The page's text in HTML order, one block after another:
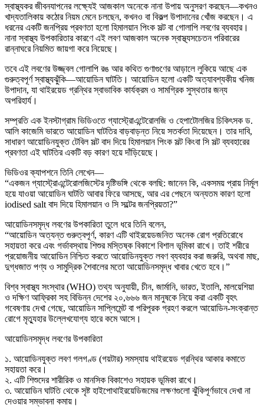
স্বাস্থ্যকর জীবনযাপনের লক্ষ্যেই আজকাল অনেকে নানা উপায় অনুসরণ করছেন—কখনও
খাদ্যতালিকায় কঠোর নিয়ম মেনে চলছেন, কখনও বা বিকল্প উপাদানের খোঁজ করছেন। এ
ধরনের একটি জনপ্রিয় প্রবণতা হলো হিমালয়ান পিংক সল্ট বা গোলাপি লবণের ব্যবহার।
নানা স্বাস্থ্য উপকারিতার কারণে এই লবণ আজকাল অনেক স্বাস্থ্যসচেতন পরিবারের
রান্নাঘরে নিয়মিত জায়গা করে নিয়েছে।
তবে এই লবণের উজ্জ্বল গোলাপি রঙ আর কথিত গুণাগুণের আড়ালে লুকিয়ে আছে এক
গুরুত্বপূর্ণ স্বাস্থ্যঝুঁকি—আয়োডিন ঘাটতি। আয়োডিন হলো একটি অত্যাবশ্যকীয় খনিজ
উপাদান, যা থাইরয়েড গ্রন্থির স্বাভাবিক কার্যক্রম ও সামগ্রিক সুস্থতার জন্য
অপরিহার্য।
সম্প্রতি এক ইনস্টাগ্রাম ভিডিওতে গ্যাস্ট্রোএন্টেরোলজি ও হেপাটোলজির চিকিৎসক ড.
আলি কাজেমি ভারতে আয়োডিন ঘাটতির বাড়বাড়ন্ত নিয়ে সতর্কতা দিয়েছেন। তার দাবি,
সাধারণ আয়োডিনযুক্ত টেবিল সল্ট বাদ দিয়ে হিমালয়ান পিংক সল্ট কিংবা সি সল্ট ব্যবহারের
প্রবণতা এই ঘাটতির একটি বড় কারণ হয়ে দাঁড়িয়েছে।
ভিডিওর ক্যাপশনে তিনি লেখেন—
“একজন গ্যাস্ট্রোএন্টেরোলজিস্টের দৃষ্টিভঙ্গি থেকে বলছি: জানেন কি, একসময় প্রায় নির্মূল
হয়ে যাওয়া আয়োডিন ঘাটতি আবার ফিরে আসছে, আর এর পেছনে অন্যতম কারণ হলো
iodised salt বাদ দিয়ে হিমালয়ান ও সি সল্টের জনপ্রিয়তা?”
আয়োডিনসমৃদ্ধ লবণের উপকারিতা তুলে ধরে তিনি বলেন,
“আয়োডিন অত্যন্ত গুরুত্বপূর্ণ, কারণ এটি থাইরয়েডজনিত অনেক রোগ প্রতিরোধে
সহায়তা করে এবং গর্ভাবস্থায় শিশুর মস্তিষ্ক বিকাশে বিশাল ভূমিকা রাখে। তাই শরীরে
প্রয়োজনীয় আয়োডিন নিশ্চিত করতে আয়োডিনযুক্ত লবণ ব্যবহার করা জরুরি, অথবা মাছ,
দুগ্ধজাত পণ্য ও সামুদ্রিক শৈবালের মতো আয়োডিনসমৃদ্ধ খাবার খেতে হবে।”
বিশ্ব স্বাস্থ্য সংস্থার (WHO) তথ্য অনুযায়ী, চীন, জার্মানি, ভারত, ইতালি, মালয়েশিয়া
ও দক্ষিণ আফ্রিকা সহ বিভিন্ন দেশের ২০,৬৬৬ জন মানুষকে নিয়ে করা একটি বৃহৎ
গবেষণায় দেখা গেছে, আয়োডিন সাপ্লিমেন্ট বা পরিপূরক গ্রহণ করলে আয়োডিন-সংক্রান্ত
রোগে মৃত্যুহার উল্লেখযোগ্য হারে কমে আসে।
আয়োডিনসমৃদ্ধ লবণের উপকারিতা
১. আয়োডিনযুক্ত লবণ গলগণ্ড (গয়টার) সমস্যায় থাইরয়েড গ্রন্থির আকার কমাতে
সহায়তা করে।
২. এটি শিশুদের শারীরিক ও মানসিক বিকাশেও সহায়ক ভূমিকা রাখে।
৩. আয়োডিন ঘাটতি থেকে সৃষ্ট হাইপোথাইরয়েডিজমের লক্ষণগুলো ঝুঁকিপূর্ণভাবে দেখা না
দেওয়ার সম্ভাবনা কমায়।